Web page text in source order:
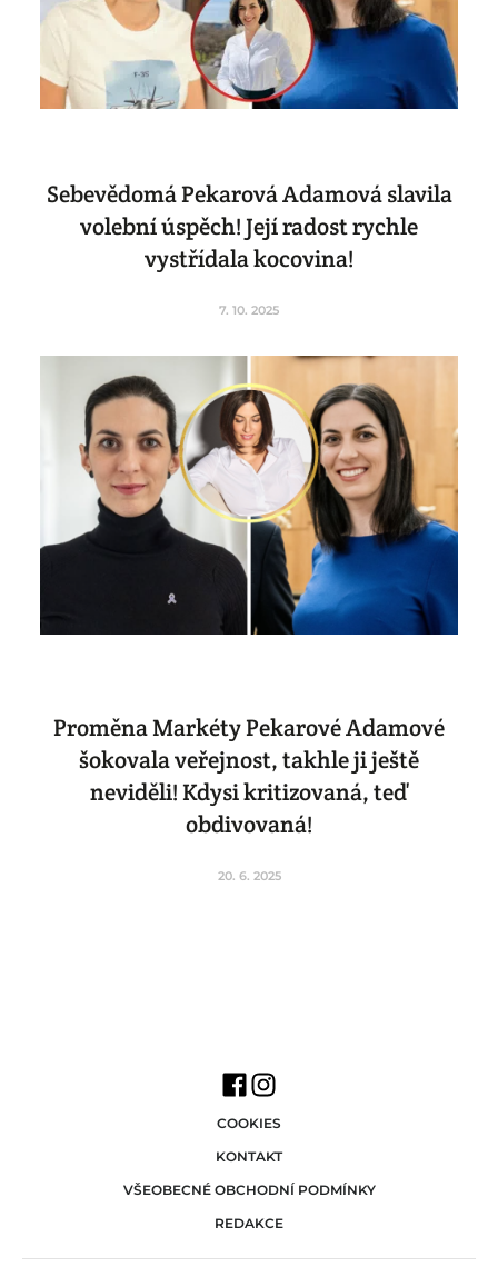
Sebevědomá Pekarová Adamová slavila
volební úspěch! Její radost rychle
vystřídala kocovina!
7. 10. 2025
Proměna Markéty Pekarové Adamové
šokovala veřejnost, takhle ji ještě
neviděli! Kdysi kritizovaná, teď
obdivovaná!
20. 6. 2025
COOKIES
KONTAKT
VŠEOBECNÉ OBCHODNÍ PODMÍNKY
REDAKCE